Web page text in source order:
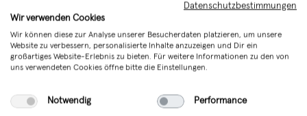
Unterstütze mit Deinem Kauf junges
Design aus Deutschland
Datenschutzbestimmungen
Wir verwenden Cookies
Wir können diese zur Analyse unserer Besucherdaten platzieren, um unsere
Website zu verbessern, personalisierte Inhalte anzuzeigen und Dir ein
großartiges Website-Erlebnis zu bieten. Für weitere Informationen zu den von
uns verwendeten Cookies öffne bitte die Einstellungen.
Notwendig Performance